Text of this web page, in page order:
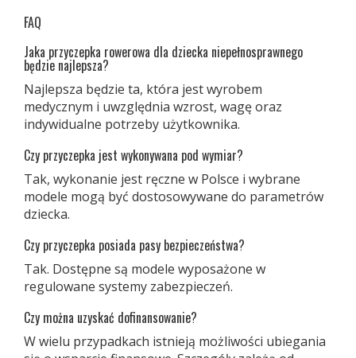
FAQ
Jaka przyczepka rowerowa dla dziecka niepełnosprawnego
będzie najlepsza?
Najlepsza będzie ta, która jest wyrobem
medycznym i uwzględnia wzrost, wagę oraz
indywidualne potrzeby użytkownika.
Czy przyczepka jest wykonywana pod wymiar?
Tak, wykonanie jest ręczne w Polsce i wybrane
modele mogą być dostosowywane do parametrów
dziecka.
Czy przyczepka posiada pasy bezpieczeństwa?
Tak. Dostępne są modele wyposażone w
regulowane systemy zabezpieczeń.
Czy można uzyskać dofinansowanie?
W wielu przypadkach istnieją możliwości ubiegania